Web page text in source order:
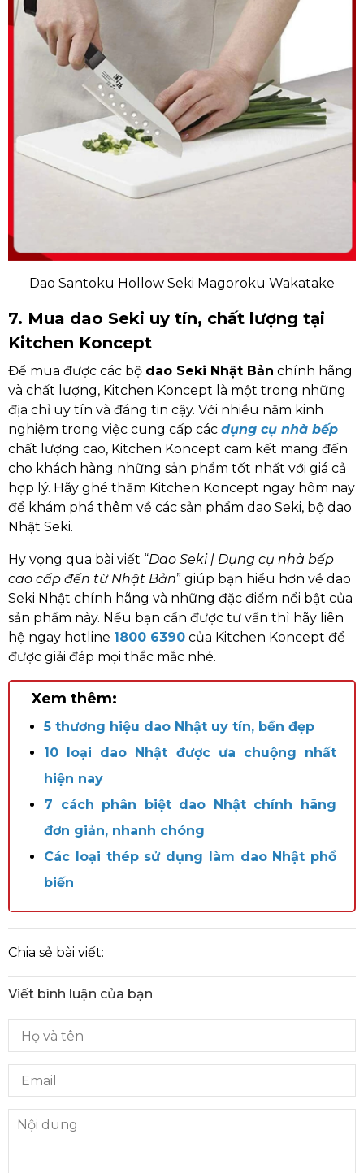
Dao Santoku Hollow Seki Magoroku Wakatake
7. Mua dao Seki uy tín, chất lượng tại
Kitchen Koncept
Để mua được các bộ dao Seki Nhật Bản chính hãng
và chất lượng, Kitchen Koncept là một trong những
địa chỉ uy tín và đáng tin cậy. Với nhiều năm kinh
nghiệm trong việc cung cấp các dụng cụ nhà bếp
chất lượng cao, Kitchen Koncept cam kết mang đến
cho khách hàng những sản phẩm tốt nhất với giá cả
hợp lý. Hãy ghé thăm Kitchen Koncept ngay hôm nay
để khám phá thêm về các sản phẩm dao Seki, bộ dao
Nhật Seki.
Hy vọng qua bài viết “Dao Seki | Dụng cụ nhà bếp
cao cấp đến từ Nhật Bản” giúp bạn hiểu hơn về dao
Seki Nhật chính hãng và những đặc điểm nổi bật của
sản phẩm này. Nếu bạn cần được tư vấn thì hãy liên
hệ ngay hotline 1800 6390 của Kitchen Koncept để
được giải đáp mọi thắc mắc nhé.
Xem thêm:
5 thương hiệu dao Nhật uy tín, bền đẹp
10 loại dao Nhật được ưa chuộng nhất
hiện nay
7 cách phân biệt dao Nhật chính hãng
đơn giản, nhanh chóng
Các loại thép sử dụng làm dao Nhật phổ
biến
Chia sẻ bài viết:
Viết bình luận của bạn